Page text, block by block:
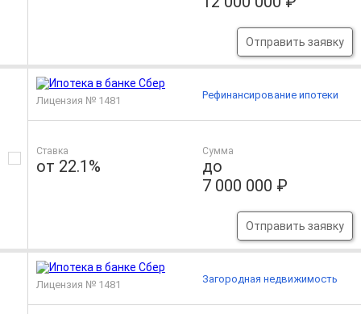
Отправить заявку
Лицензия № 1481
Ставка
от 22.1%
Сумма
до
7 000 000 ₽
Отправить заявку
Рефинансирование ипотеки
Лицензия № 1481 Загородная недвижимость